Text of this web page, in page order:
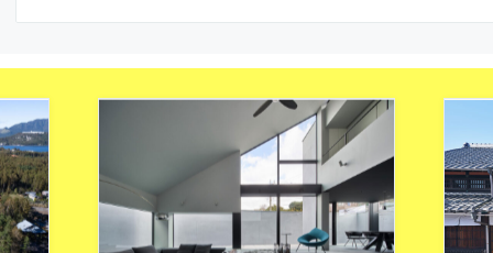
つの連続した壁”で構成する空間を考案。
現を求め、“地面・素材・奥行の
構築